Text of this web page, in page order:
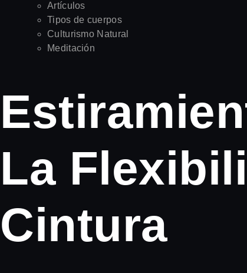
Artículos
Tipos de cuerpos
Culturismo Natural
Meditación
La
Cintura